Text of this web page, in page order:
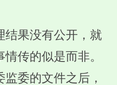
果没有公开，就
传的似是而非。
委的文件之后，